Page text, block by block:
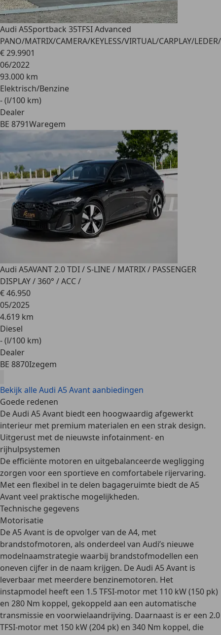
Audi A5Sportback 35TFSI Advanced
PANO/MATRIX/CAMERA/KEYLESS/VIRTUAL/CARPLAY/
€ 29.9901
06/2022
93.000 km
Elektrisch/Benzine
- (l/100 km)
Dealer
BE 8791Waregem
Audi A5AVANT 2.0 TDI / S-LINE / MATRIX / PASSENGER
DISPLAY / 360° / ACC /
€ 46.950
05/2025
4.619 km
Diesel
- (l/100 km)
Dealer
BE 8870Izegem
Bekijk alle Audi A5 Avant aanbiedingen
Goede redenen
De Audi A5 Avant biedt een hoogwaardig afgewerkt
interieur met premium materialen en een strak design.
Uitgerust met de nieuwste infotainment- en
rijhulpsystemen
De efficiënte motoren en uitgebalanceerde wegligging
zorgen voor een sportieve en comfortabele rijervaring.
Met een flexibel in te delen bagageruimte biedt de A5
Avant veel praktische mogelijkheden.
Technische gegevens
Motorisatie
De A5 Avant is de opvolger van de A4, met
brandstofmotoren, als onderdeel van Audi’s nieuwe
modelnaamstrategie waarbij brandstofmodellen een
oneven cijfer in de naam krijgen. De Audi A5 Avant is
leverbaar met meerdere benzinemotoren. Het
instapmodel heeft een 1.5 TFSI-motor met 110 kW (150 pk)
en 280 Nm koppel, gekoppeld aan een automatische
transmissie en voorwielaandrijving. Daarnaast is er een 2.0
TFSI-motor met 150 kW (204 pk) en 340 Nm koppel, die